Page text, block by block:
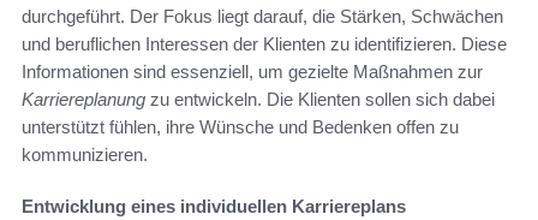
durchgeführt. Der Fokus liegt darauf, die Stärken, Schwächen
und beruflichen Interessen der Klienten zu identifizieren. Diese
Informationen sind essenziell, um gezielte Maßnahmen zur
Karriereplanung zu entwickeln. Die Klienten sollen sich dabei
unterstützt fühlen, ihre Wünsche und Bedenken offen zu
kommunizieren.
Entwicklung eines individuellen Karriereplans